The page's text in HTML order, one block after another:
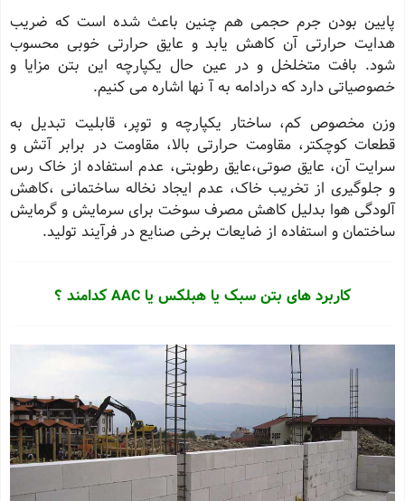
پایین بودن جرم حجمی هم چنین باعث شده است که ضریب
هدایت حرارتی آن کاهش یابد و عایق حرارتی خوبی محسوب
شود. بافت متخلخل و در عین حال یکپارچه این بتن مزایا و
خصوصیاتی دارد که درادامه به آ نها اشاره می کنیم.
وزن مخصوص کم، ساختار یکپارچه و توپر، قابلیت تبدیل به
قطعات کوچکتر، مقاومت حرارتی بالا، مقاومت در برابر آتش و
سرایت آن، عایق صوتی،عایق رطوبتی، عدم استفاده از خاک رس
و جلوگیری از تخریب خاک، عدم ایجاد نخاله ساختمانی ،کاهش
آلودگی هوا بدلیل کاهش مصرف سوخت برای سرمایش و گرمایش
ساختمان و استفاده از ضایعات برخی صنایع در فرآیند تولید.
کاربرد های بتن سبک یا هبلکس یا AACکدامند ؟